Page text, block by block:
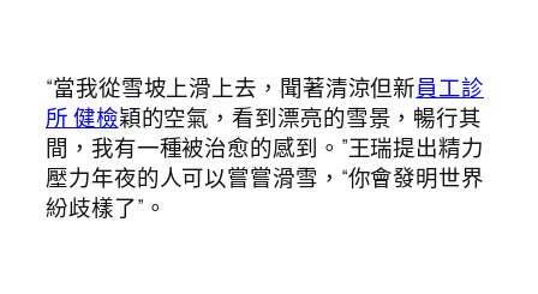
“當我從雪坡上滑上去，聞著清涼但新員工診
所 健檢穎的空氣，看到漂亮的雪景，暢行其
間，我有一種被治愈的感到。”王瑞提出精力
壓力年夜的人可以嘗嘗滑雪，“你會發明世界
紛歧樣了”。